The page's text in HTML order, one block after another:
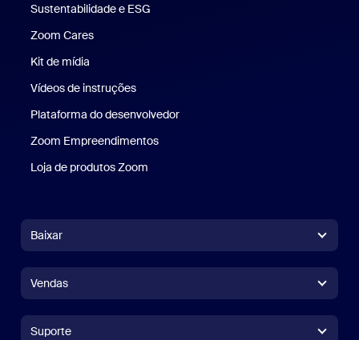
Sustentabilidade e ESG
Zoom Cares
Kit de mídia
Vídeos de instruções
Plataforma do desenvolvedor
Zoom Empreendimentos
Loja de produtos Zoom
Baixar
Aplicativo Zoom RoomsAplicativo Zoom Rooms
Controlador do Zoom Rooms
Vendas
Suporte
Suporte